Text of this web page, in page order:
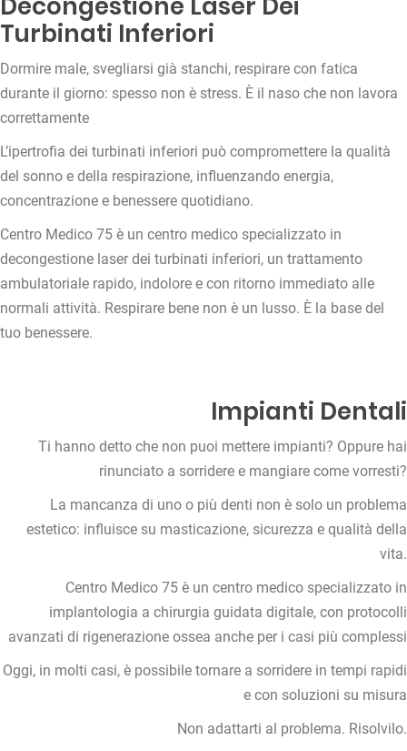
Turbinati Inferiori
Dormire male, svegliarsi già stanchi, respirare con fatica
durante il giorno: spesso non è stress. È il naso che non lavora
correttamente
L’ipertrofia dei turbinati inferiori può compromettere la qualità
del sonno e della respirazione, influenzando energia,
concentrazione e benessere quotidiano.
Centro Medico 75 è un centro medico specializzato in
decongestione laser dei turbinati inferiori, un trattamento
ambulatoriale rapido, indolore e con ritorno immediato alle
normali attività. Respirare bene non è un lusso. È la base del
tuo benessere.
Impianti Dentali
Ti hanno detto che non puoi mettere impianti? Oppure hai
rinunciato a sorridere e mangiare come vorresti?
La mancanza di uno o più denti non è solo un problema
estetico: influisce su masticazione, sicurezza e qualità della
vita.
Centro Medico 75 è un centro medico specializzato in
implantologia a chirurgia guidata digitale, con protocolli
avanzati di rigenerazione ossea anche per i casi più complessi
Oggi, in molti casi, è possibile tornare a sorridere in tempi rapidi
e con soluzioni su misura
Non adattarti al problema. Risolvilo.